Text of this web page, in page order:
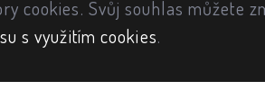
cookies. Svůj souhlas můžete
s využitím cookies.